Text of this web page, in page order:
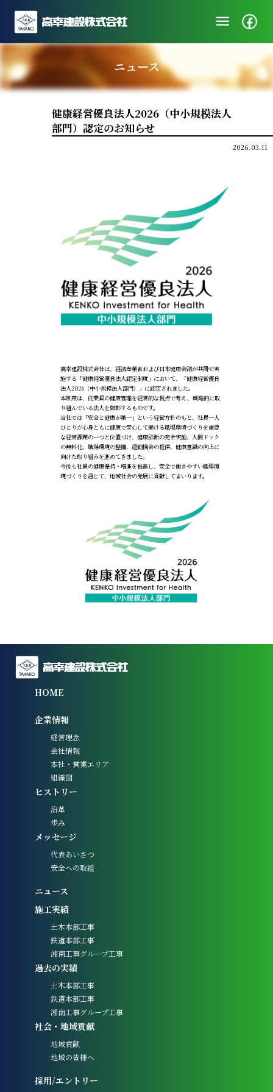
menu
企業情報
ニュース
社会・地域貢献
ニュース
健康経営優良法人2026（中小規模法人
部門）認定のお知らせ
2026.03.11
高幸建設株式会社は、経済産業省および日本健康会議が共同で実
施する「健康経営優良法人認定制度」において、「健康経営優良
法人2026（中小規模法人部門）」に認定されました。
本制度は、従業員の健康管理を経営的な視点で考え、戦略的に取
り組んでいる法人を顕彰するものです。
当社では「安全と健康が第一」という経営方針のもと、社員一人
ひとりが心身ともに健康で安心して働ける職場環境づくりを重要
な経営課題の一つと位置づけ、健康診断の完全実施、人間ドック
の無料化、職場環境の整備、運動機会の提供、健康意識の向上に
向けた取り組みを進めてきました。
今後も社員の健康保持・増進を推進し、安全で働きやすい職場環
境づくりを通じて、地域社会の発展に貢献してまいります。
HOME
企業情報
経営理念
会社情報
本社・営業エリア
組織図
ヒストリー
沿革
歩み
メッセージ
代表あいさつ
安全への取組
ニュース
施工実績
土木本部工事
鉄道本部工事
湘南工事グループ工事
過去の実績
土木本部工事
鉄道本部工事
湘南工事グループ工事
社会・地域貢献
地域貢献
地域の皆様へ
採用/エントリー